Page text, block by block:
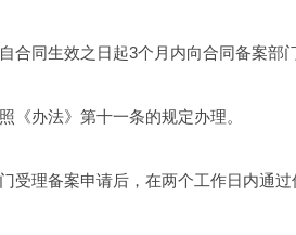
合同生效之日起3个月内向合同备案部
《办法》第十一条的规定办理。
受理备案申请后，在两个工作日内通